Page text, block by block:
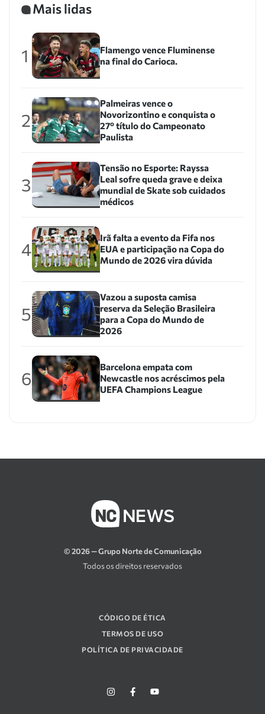
Mais lidas
1
Flamengo vence Fluminense
na final do Carioca.
2
Palmeiras vence o
Novorizontino e conquista o
27º título do Campeonato
Paulista
3
Tensão no Esporte: Rayssa
Leal sofre queda grave e deixa
mundial de Skate sob cuidados
médicos
4
Irã falta a evento da Fifa nos
EUA e participação na Copa do
Mundo de 2026 vira dúvida
5
Vazou a suposta camisa
reserva da Seleção Brasileira
para a Copa do Mundo de
2026
6
Barcelona empata com
Newcastle nos acréscimos pela
UEFA Champions League
© 2026 — Grupo Norte de Comunicação
Todos os direitos reservados
CÓDIGO DE ÉTICA
TERMOS DE USO
POLÍTICA DE PRIVACIDADE